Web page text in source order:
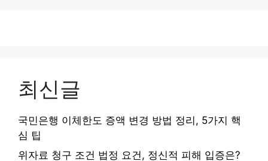
최신글
국민은행 이체한도 증액 변경 방법 정리, 5가지 핵
심 팁
위자료 청구 조건 법정 요건, 정신적 피해 입증은?